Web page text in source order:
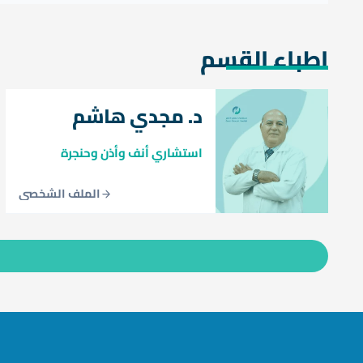
اطباء القسم
د. مجدي هاشم
استشاري أنف وأذن وحنجرة
الملف الشخصي